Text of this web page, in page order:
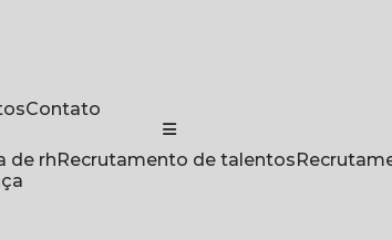
Contato
de rh Recrutamento de talentos